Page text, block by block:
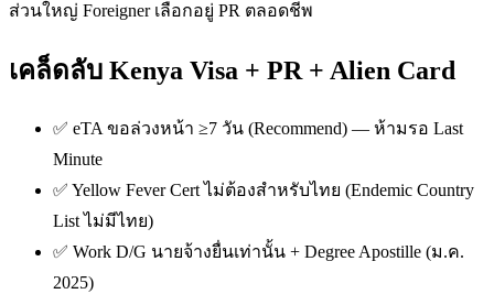
ส่วนใหญ่ Foreigner เลือกอยู่ PR ตลอดชีพ
เคล็ดลับ Kenya Visa + PR + Alien Card
✅ eTA ขอล่วงหน้า ≥7 วัน (Recommend) — ห้ามรอ Last
Minute
✅ Yellow Fever Cert ไม่ต้องสำหรับไทย (Endemic Country
List ไม่มีไทย)
✅ Work D/G นายจ้างยื่นเท่านั้น + Degree Apostille (ม.ค.
2025)